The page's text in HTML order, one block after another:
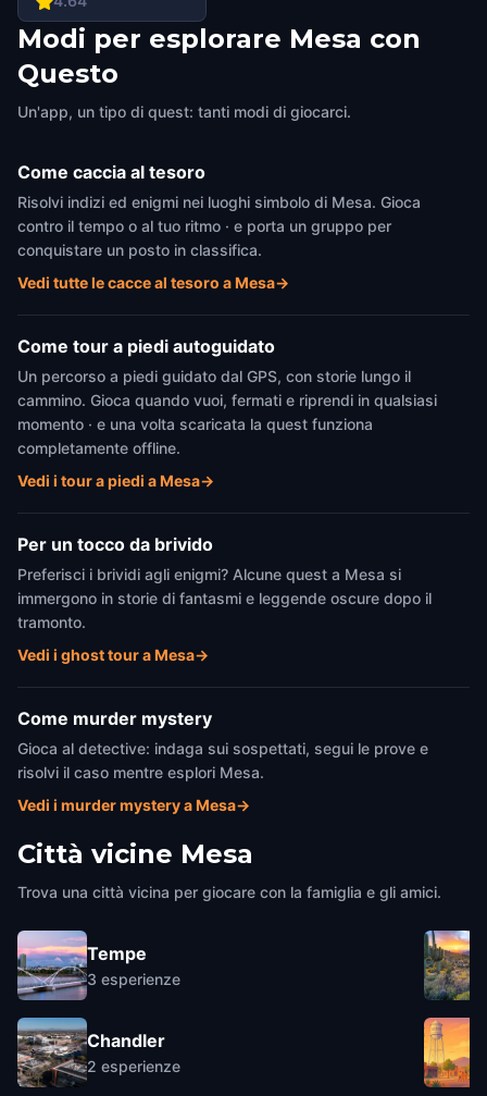
Mesa
Modi per esplorare Mesa con
Questo
Un'app, un tipo di quest: tanti modi di giocarci.
Come caccia al tesoro
Risolvi indizi ed enigmi nei luoghi simbolo di Mesa. Gioca
contro il tempo o al tuo ritmo · e porta un gruppo per
conquistare un posto in classifica.
Vedi tutte le cacce al tesoro a Mesa→
Come tour a piedi autoguidato
Un percorso a piedi guidato dal GPS, con storie lungo il
cammino. Gioca quando vuoi, fermati e riprendi in qualsiasi
momento · e una volta scaricata la quest funziona
completamente offline.
Vedi i tour a piedi a Mesa→
Per un tocco da brivido
Preferisci i brividi agli enigmi? Alcune quest a Mesa si
immergono in storie di fantasmi e leggende oscure dopo il
tramonto.
Vedi i ghost tour a Mesa→
Come murder mystery
Gioca al detective: indaga sui sospettati, segui le prove e
risolvi il caso mentre esplori Mesa.
Vedi i murder mystery a Mesa→
Città vicine Mesa
Trova una città vicina per giocare con la famiglia e gli amici.
Tempe
3 esperienze
Chandler
2 esperienze